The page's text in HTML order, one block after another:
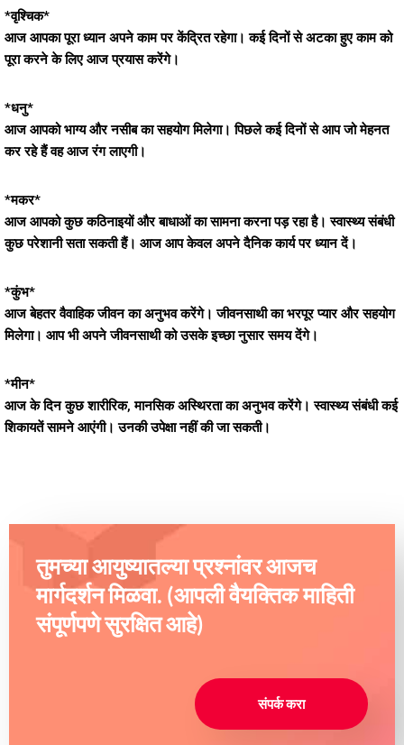
*वृश्चिक*
आज आपका पूरा ध्यान अपने काम पर केंद्रित रहेगा। कई दिनों से अटका हुए काम को
पूरा करने के लिए आज प्रयास करेंगे।
*धनु*
आज आपको भाग्य और नसीब का सहयोग मिलेगा। पिछले कई दिनों से आप जो मेहनत
कर रहे हैं वह आज रंग लाएगी।
*मकर*
आज आपको कुछ कठिनाइयों और बाधाओं का सामना करना पड़ रहा है। स्वास्थ्य संबंधी
कुछ परेशानी सता सकती हैं। आज आप केवल अपने दैनिक कार्य पर ध्यान दें।
*कुंभ*
आज बेहतर वैवाहिक जीवन का अनुभव करेंगे। जीवनसाथी का भरपूर प्यार और सहयोग
मिलेगा। आप भी अपने जीवनसाथी को उसके इच्छा नुसार समय देंगे।
*मीन*
आज के दिन कुछ शारीरिक, मानसिक अस्थिरता का अनुभव करेंगे। स्वास्थ्य संबंधी कई
शिकायतें सामने आएंगी। उनकी उपेक्षा नहीं की जा सकती।
तुमच्या आयुष्यातल्या प्रश्नांवर आजच
मार्गदर्शन मिळवा. (आपली वैयक्तिक माहिती
संपूर्णपणे सुरक्षित आहे)
संपर्क करा